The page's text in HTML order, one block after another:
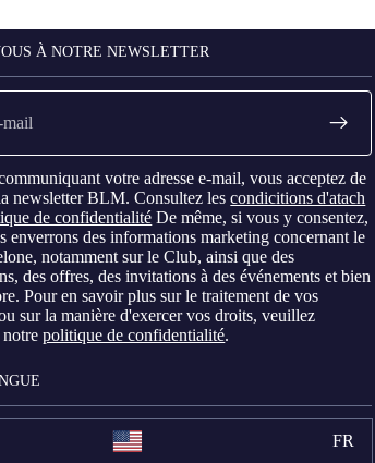
À NOTRE NEWSLETTER
votre adresse e-mail, vous acceptez de
newsletter BLM. Consultez lescondicitions d'atach
de confidentialité De même, si vous y consentez,
enverrons des informations marketing concernant le
notamment sur le Club, ainsi que des
des offres, des invitations à des événements et bien
Pour en savoir plus sur le traitement de vos
sur la manière d'exercer vos droits, veuillez
notrepolitique de confidentialité.
FR